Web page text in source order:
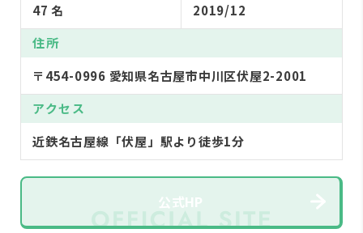
47 名
2019/12
住所
〒454-0996 愛知県名古屋市中川区伏屋2-2001
アクセス
近鉄名古屋線「伏屋」駅より徒歩1分
公式HP